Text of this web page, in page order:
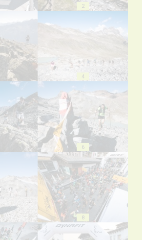
2
4
6
8